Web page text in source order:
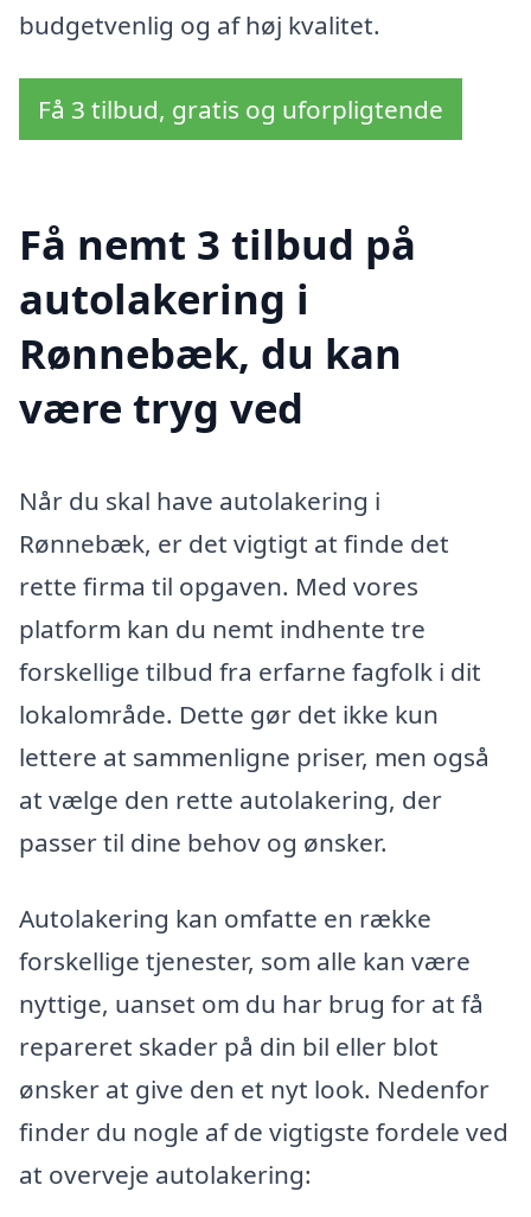
budgetvenlig og af høj kvalitet.
Få 3 tilbud, gratis og uforpligtende
Få nemt 3 tilbud på
autolakering i
Rønnebæk, du kan
være tryg ved
Når du skal have autolakering i
Rønnebæk, er det vigtigt at finde det
rette firma til opgaven. Med vores
platform kan du nemt indhente tre
forskellige tilbud fra erfarne fagfolk i dit
lokalområde. Dette gør det ikke kun
lettere at sammenligne priser, men også
at vælge den rette autolakering, der
passer til dine behov og ønsker.
Autolakering kan omfatte en række
forskellige tjenester, som alle kan være
nyttige, uanset om du har brug for at få
repareret skader på din bil eller blot
ønsker at give den et nyt look. Nedenfor
finder du nogle af de vigtigste fordele ved
at overveje autolakering: